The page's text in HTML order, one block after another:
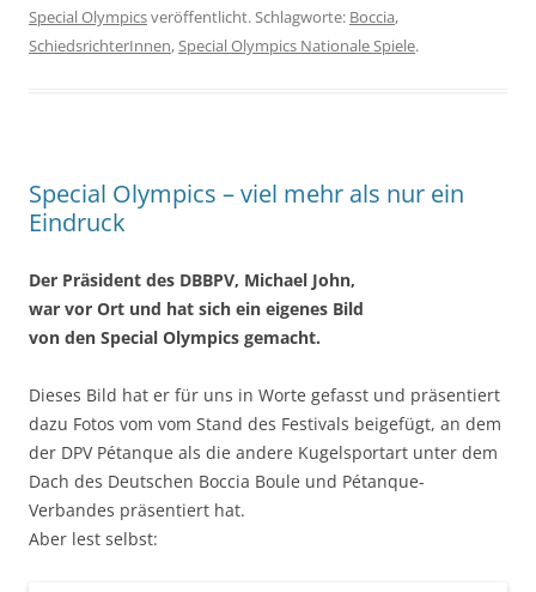
Special Olympicsveröffentlicht. Schlagworte: Boccia,
SchiedsrichterInnen, Special Olympics Nationale Spiele.
Special Olympics – viel mehr als nur ein
Eindruck
Der Präsident des DBBPV, Michael John,
war vor Ort und hat sich ein eigenes Bild
von den Special Olympics gemacht.
Dieses Bild hat er für uns in Worte gefasst und präsentiert
dazu Fotos vom vom Stand des Festivals beigefügt, an dem
der DPV Pétanque als die andere Kugelsportart unter dem
Dach des Deutschen Boccia Boule und Pétanque-
Verbandes präsentiert hat.
Aber lest selbst: